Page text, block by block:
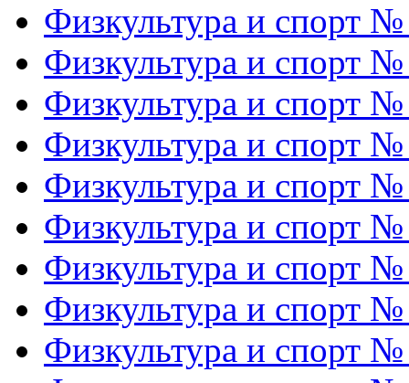
Физкультура и спорт
Физкультура и спорт
Физкультура и спорт
Физкультура и спорт
Физкультура и спорт
Физкультура и спорт
Физкультура и спорт
Физкультура и спорт
Физкультура и спорт